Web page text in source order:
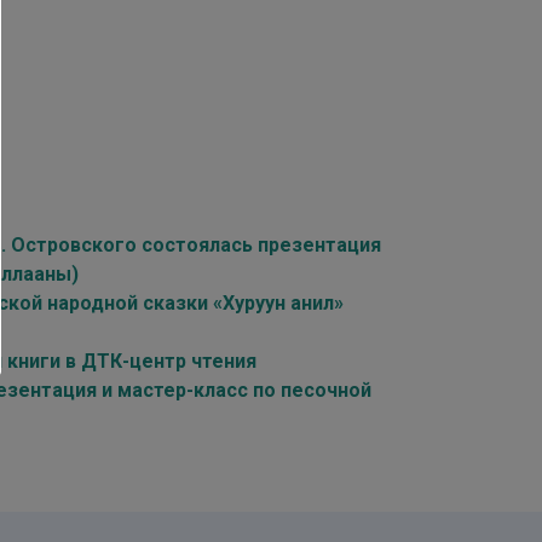
состоялась презентация
народной сказки «Хуруун анил»
в ДТК-центр чтения
и мастер-класс по песочной